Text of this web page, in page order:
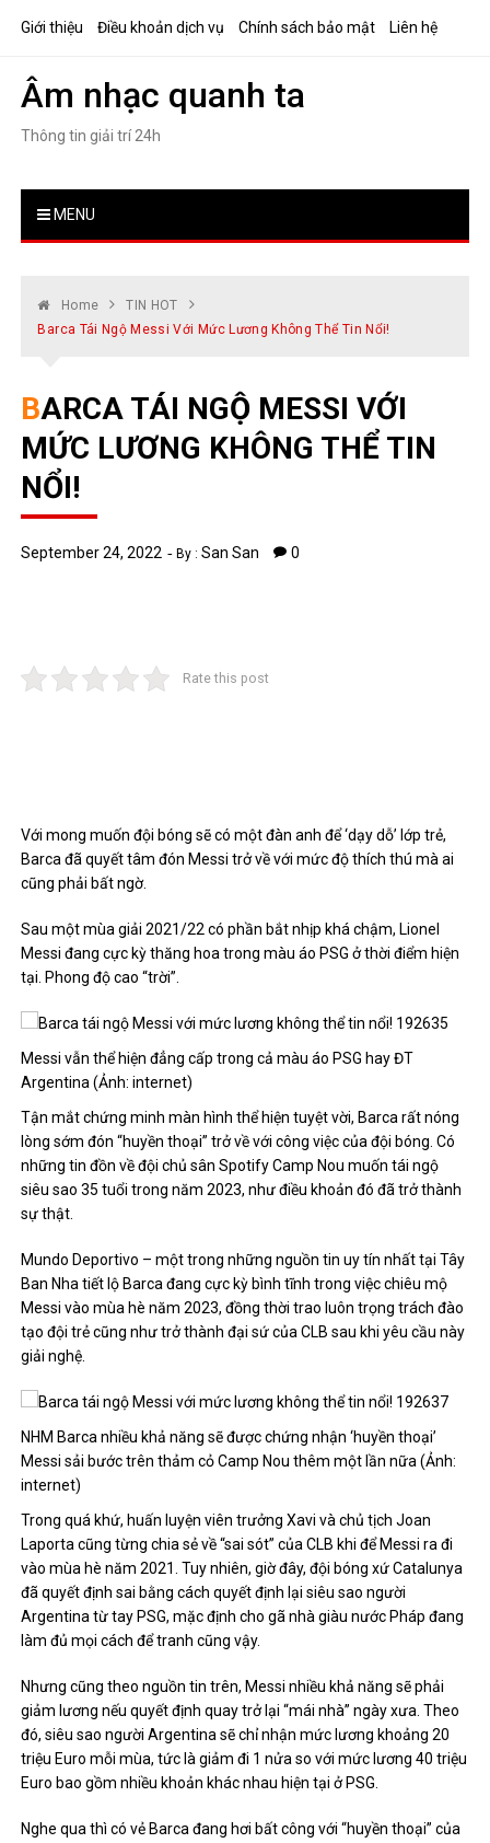
Giới thiệu Điều khoản dịch vụ Chính sách bảo mật Liên hệ
Âm nhạc quanh ta
Thông tin giải trí 24h
MENU
Home
TIN HOT
Barca Tái Ngộ Messi Với Mức Lương Không Thể Tin Nổi!
BARCA TÁI NGỘ MESSI VỚI
MỨC LƯƠNG KHÔNG THỂ TIN
NỔI!
September 24, 2022 By :San San 0
Rate this post
Với mong muốn đội bóng sẽ có một đàn anh để ‘dạy dỗ’ lớp trẻ,
Barca đã quyết tâm đón Messi trở về với mức độ thích thú mà ai
cũng phải bất ngờ.
Sau một mùa giải 2021/22 có phần bắt nhịp khá chậm, Lionel
Messi đang cực kỳ thăng hoa trong màu áo PSG ở thời điểm hiện
tại. Phong độ cao “trời”.
Messi vẫn thể hiện đẳng cấp trong cả màu áo PSG hay ĐT
Argentina (Ảnh: internet)
Tận mắt chứng minh màn hình thể hiện tuyệt vời, Barca rất nóng
lòng sớm đón “huyền thoại” trở về với công việc của đội bóng. Có
những tin đồn về đội chủ sân Spotify Camp Nou muốn tái ngộ
siêu sao 35 tuổi trong năm 2023, như điều khoản đó đã trở thành
sự thật.
Mundo Deportivo – một trong những nguồn tin uy tín nhất tại Tây
Ban Nha tiết lộ Barca đang cực kỳ bình tĩnh trong việc chiêu mộ
Messi vào mùa hè năm 2023, đồng thời trao luôn trọng trách đào
tạo đội trẻ cũng như trở thành đại sứ của CLB sau khi yêu cầu này
giải nghệ.
NHM Barca nhiều khả năng sẽ được chứng nhận ‘huyền thoại’
Messi sải bước trên thảm cỏ Camp Nou thêm một lần nữa (Ảnh:
internet)
Trong quá khứ, huấn luyện viên trưởng Xavi và chủ tịch Joan
Laporta cũng từng chia sẻ về “sai sót” của CLB khi để Messi ra đi
vào mùa hè năm 2021. Tuy nhiên, giờ đây, đội bóng xứ Catalunya
đã quyết định sai bằng cách quyết định lại siêu sao người
Argentina từ tay PSG, mặc định cho gã nhà giàu nước Pháp đang
làm đủ mọi cách để tranh cũng vậy.
Nhưng cũng theo nguồn tin trên, Messi nhiều khả năng sẽ phải
giảm lương nếu quyết định quay trở lại “mái nhà” ngày xưa. Theo
đó, siêu sao người Argentina sẽ chỉ nhận mức lương khoảng 20
triệu Euro mỗi mùa, tức là giảm đi 1 nửa so với mức lương 40 triệu
Euro bao gồm nhiều khoản khác nhau hiện tại ở PSG.
Nghe qua thì có vẻ Barca đang hơi bất công với “huyền thoại” của